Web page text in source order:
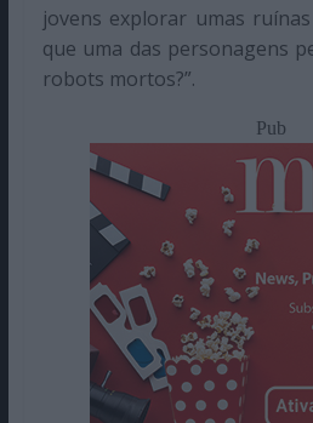
jovens explorar umas
que uma das personagens
robots mortos?”.
Pub